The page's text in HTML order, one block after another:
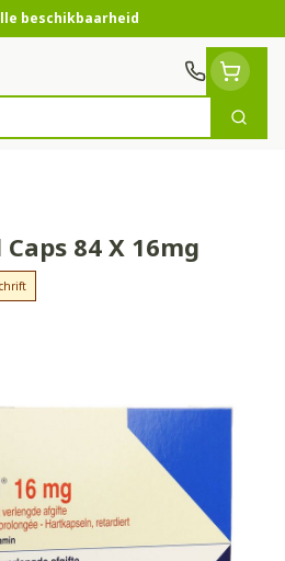
beschikbaarheid
Zoek
84 X 16mg